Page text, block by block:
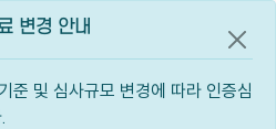
변경 안내
준 및 심사규모 변경에 따라 인증심
공지